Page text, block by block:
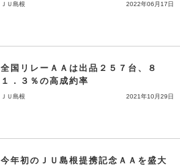
ＪＵ島根 2022年06月17日
全国リレーＡＡは出品２５７台、８
１．３％の高成約率
ＪＵ島根 2021年10月29日
今年初のＪＵ島根提携記念ＡＡを盛大